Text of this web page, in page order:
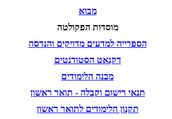
מבוא
מוסדות הפקולטה
הספרייה למדעים מדויקים והנדסה
דקנאט הסטודנטים
מבנה הלימודים
תנאי רישום וקבלה - תואר ראשון
תקנון הלימודים לתואר ראשון